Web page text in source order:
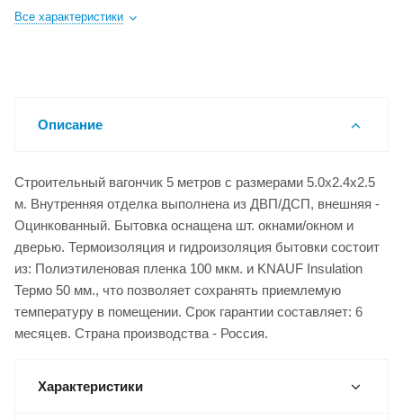
Все характеристики
Описание
Строительный вагончик 5 метров с размерами 5.0x2.4x2.5
м. Внутренняя отделка выполнена из ДВП/ДСП, внешняя -
Оцинкованный. Бытовка оснащена шт. окнами/окном и
дверью. Термоизоляция и гидроизоляция бытовки состоит
из: Полиэтиленовая пленка 100 мкм. и KNAUF Insulation
Термо 50 мм., что позволяет сохранять приемлемую
температуру в помещении. Срок гарантии составляет: 6
месяцев. Страна производства - Россия.
Характеристики